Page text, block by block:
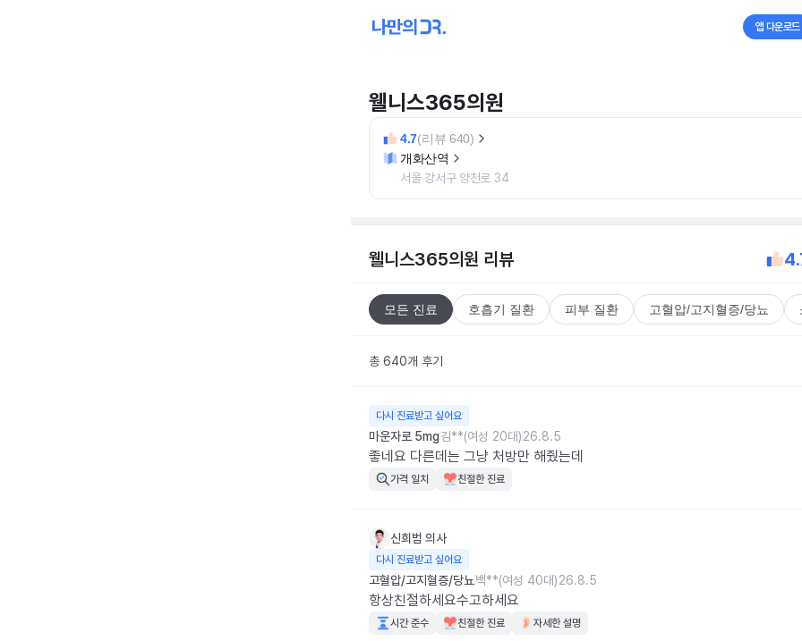
앱 다운로드
웰니스365의원
4.7(리뷰 640)
개화산역
서울 강서구 양천로 34
웰니스365의원 리뷰
모든 진료 호흡기 질환 피부 질환 고혈압/고지혈증/당뇨
총 640개 후기
다시 진료받고 싶어요
마운자로 5mg김**(여성 20대)26.8.5
좋네요 다른데는 그냥 처방만 해줬는데
가격 일치 친절한 진료
신희범 의사
다시 진료받고 싶어요
고혈압/고지혈증/당뇨백**(여성 40대)26.8.5
항상친절하세요수고하세요
시간 준수 친절한 진료 자세한 설명